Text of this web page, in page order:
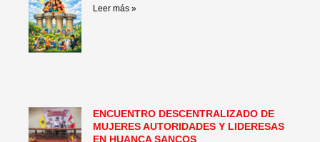
Leer más »
ENCUENTRO DESCENTRALIZADO DE
MUJERES AUTORIDADES Y LIDERESAS
EN HUANCA SANCOS